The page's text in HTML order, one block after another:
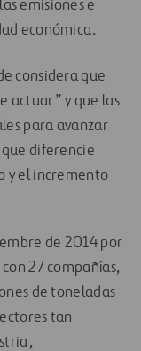
emisiones e
económica.
considera que
actuar” y que las
para avanzar
diferencie
y el incremento
de 2014 por
27 compañías,
de toneladas
tan